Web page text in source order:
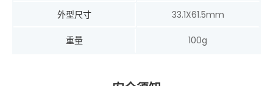
外型尺寸 33.1X61.5mm
重量 100g